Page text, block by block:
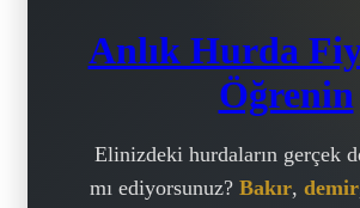
Anlık Hurda
Öğrenin
Elinizdeki hurdaların gerçek
mı ediyorsunuz? Bakır, demir